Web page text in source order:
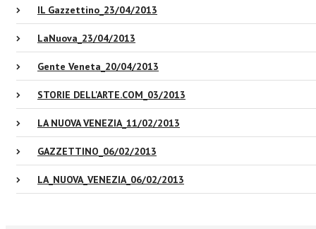
IL Gazzettino_23/04/2013
LaNuova_23/04/2013
Gente Veneta_20/04/2013
STORIE DELL'ARTE.COM_03/2013
LA NUOVA VENEZIA_11/02/2013
GAZZETTINO_06/02/2013
LA_NUOVA_VENEZIA_06/02/2013